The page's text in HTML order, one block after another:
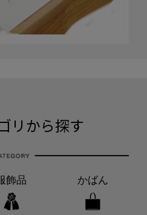
リから探す
飾品 かばん